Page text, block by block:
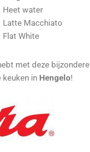
Heet water
Latte Macchiato
Flat White
met deze bijzondere
keuken in Hengelo!